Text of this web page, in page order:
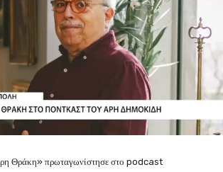
Θράκη» πρωταγωνίστησε στο podcast